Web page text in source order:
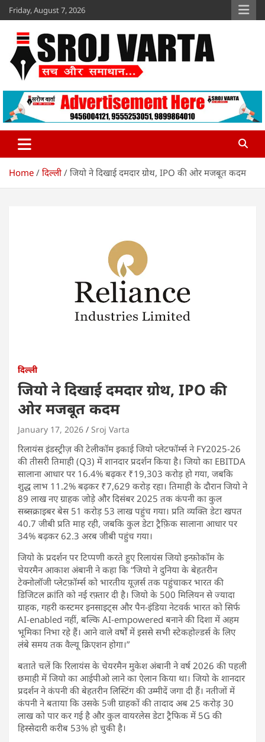
Skip
to
content
Friday, August 7, 2026
Sroj Varta
www.srojvarta.in
Home दिल्ली जियो ने दिखाई दमदार ग्रोथ, IPO की ओर मजबूत कदम
दिल्ली
जियो ने दिखाई दमदार ग्रोथ, IPO की
ओर मजबूत कदम
January 17, 2026 Sroj Varta
रिलायंस इंडस्ट्रीज़ की टेलीकॉम इकाई जियो प्लेटफॉर्म्स ने FY2025-26
की तीसरी तिमाही (Q3) में शानदार प्रदर्शन किया है। जियो का EBITDA
सालाना आधार पर 16.4% बढ़कर ₹19,303 करोड़ हो गया, जबकि
शुद्ध लाभ 11.2% बढ़कर ₹7,629 करोड़ रहा। तिमाही के दौरान जियो ने
89 लाख नए ग्राहक जोड़े और दिसंबर 2025 तक कंपनी का कुल
सब्सक्राइबर बेस 51 करोड़ 53 लाख पहुंच गया। प्रति व्यक्ति डेटा खपत
40.7 जीबी प्रति माह रही, जबकि कुल डेटा ट्रैफ़िक सालाना आधार पर
34% बढ़कर 62.3 अरब जीबी पहुंच गया।
जियो के प्रदर्शन पर टिप्पणी करते हुए रिलायंस जियो इन्फ़ोकॉम के
चेयरमैन आकाश अंबानी ने कहा कि “जियो ने दुनिया के बेहतरीन
टेक्नोलॉजी प्लेटफ़ॉर्म्स को भारतीय यूज़र्स तक पहुंचाकर भारत की
डिजिटल क्रांति को नई रफ़्तार दी है। जियो के 500 मिलियन से ज्यादा
ग्राहक, गहरी कस्टमर इनसाइट्स और पैन-इंडिया नेटवर्क भारत को सिर्फ
AI-enabled नहीं, बल्कि AI-empowered बनाने की दिशा में अहम
भूमिका निभा रहे हैं। आने वाले वर्षों में इससे सभी स्टेकहोल्डर्स के लिए
लंबे समय तक वैल्यू क्रिएशन होगा।”
बताते चलें कि रिलायंस के चेयरमैन मुकेश अंबानी ने वर्ष 2026 की पहली
छमाही में जियो का आईपीओ लाने का ऐलान किया था। जियो के शानदार
प्रदर्शन ने कंपनी की बेहतरीन लिस्टिंग की उम्मीदें जगा दी हैं। नतीजों में
कंपनी ने बताया कि उसके 5जी ग्राहकों की तादाद अब 25 करोड़ 30
लाख को पार कर गई है और कुल वायरलेस डेटा ट्रैफिक में 5G की
हिस्सेदारी करीब 53% हो चुकी है।